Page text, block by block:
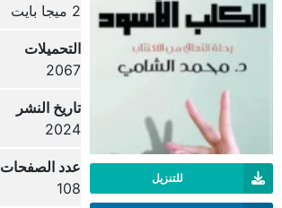
للتنزيل
2 ميجا بايت
التحميلات
2067
تاريخ النشر
2024
عدد الصفحات
108